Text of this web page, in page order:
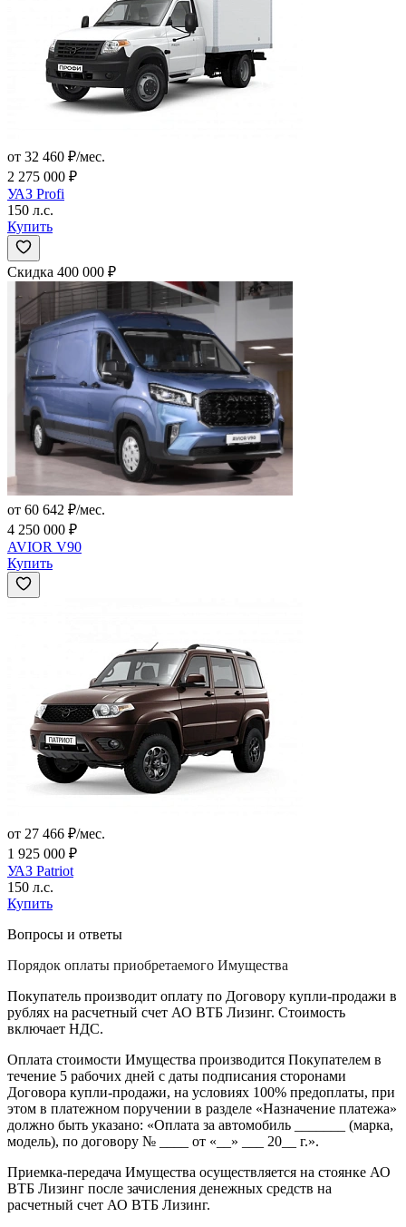
от 32 460 ₽/мес.
2 275 000 ₽
УАЗ Profi
150 л.с.
Купить
Скидка 400 000 ₽
от 60 642 ₽/мес.
4 250 000 ₽
AVIOR V90
Купить
от 27 466 ₽/мес.
1 925 000 ₽
УАЗ Patriot
150 л.с.
Купить
Вопросы и ответы
Порядок оплаты приобретаемого Имущества
Покупатель производит оплату по Договору купли-продажи в
рублях на расчетный счет АО ВТБ Лизинг. Стоимость
включает НДС.
Оплата стоимости Имущества производится Покупателем в
течение 5 рабочих дней с даты подписания сторонами
Договора купли-продажи, на условиях 100% предоплаты, при
этом в платежном поручении в разделе «Назначение платежа»
должно быть указано: «Оплата за автомобиль _______ (марка,
модель), по договору № ____ от «__» ___ 20__ г.».
Приемка-передача Имущества осуществляется на стоянке АО
ВТБ Лизинг после зачисления денежных средств на
расчетный счет АО ВТБ Лизинг.